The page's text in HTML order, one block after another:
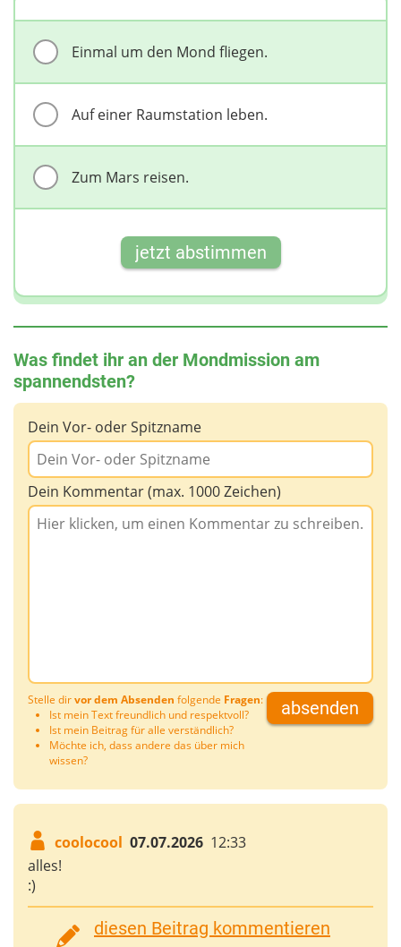
Einmal um den Mond fliegen.
Auf einer Raumstation leben.
Zum Mars reisen.
jetzt abstimmen
Was findet ihr an der Mondmission am
spannendsten?
Dein Vor- oder Spitzname
Dein Kommentar (max. 1000 Zeichen)
Stelle dirvor dem Absenden folgende Fragen:
Ist mein Text freundlich und respektvoll?
Ist mein Beitrag für alle verständlich?
Möchte ich, dass andere das über mich
wissen?
absenden
coolocool 07.07.2026 12:33
alles!
:)
diesen Beitrag kommentieren